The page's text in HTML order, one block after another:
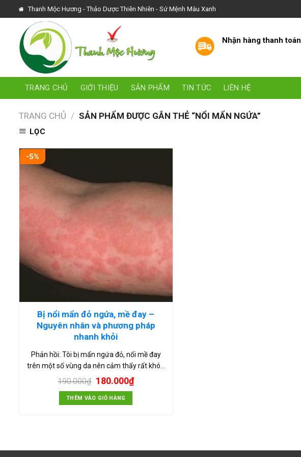
to
content
Thanh Mộc Hương - Thảo Dược Thiên Nhiên - Sứ Mệnh Màu Xanh
Nhận hàng thanh toán
TRANG CHỦ GIỚI THIỆU SẢN PHẨM TIN TỨC LIÊN HỆ
TRANG CHỦ / SẢN PHẨM ĐƯỢC GẮN THẺ “NỔI MẨN NGỨA”
LỌC
-5%
Bị nổi mẩn đỏ ngứa, mề đay –
Nguyên nhân và phương pháp
nhanh khỏi
Phản hồi: Tôi bị mẩn ngứa đỏ, nổi mề đay
trên một số vùng da nên cảm thấy rất khó…
190.000₫ 180.000₫
THÊM VÀO GIỎ HÀNG